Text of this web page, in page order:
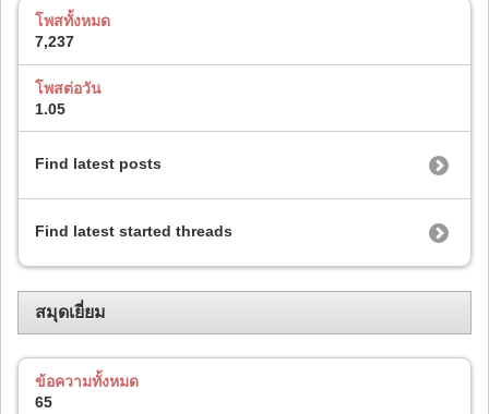
โพสทั้งหมด
7,237
โพสต่อวัน
1.05
Find latest posts
Find latest started threads
สมุดเยี่ยม
ข้อความทั้งหมด
65